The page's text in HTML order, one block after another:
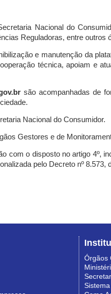
Nacional do
Reguladoras, entre outros
e manutenção da
técnica, apoiam e
são acompanhadas de
Nacional do Consumidor.
Gestores e de
com o disposto no artigo 4º,
pelo Decreto nº 8.573,
Órgãos